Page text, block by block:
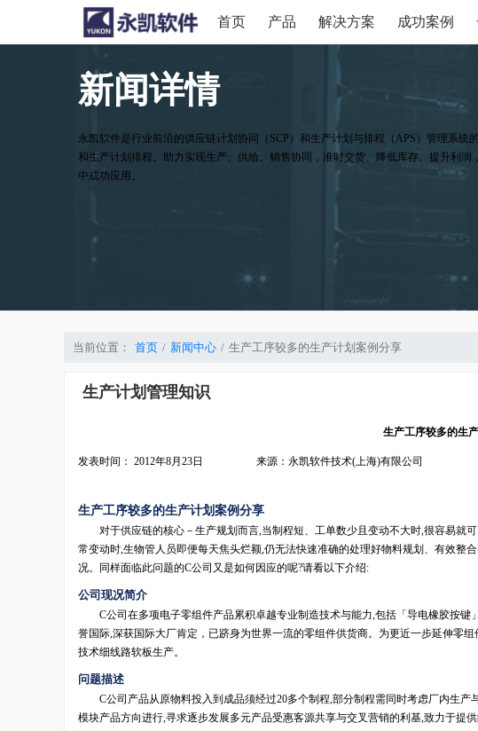
首页 产品 解决方案 成功案例
新闻详情
永凯软件是行业前沿的供应链计划协同（SCP）和生产计划与排程（APS）管理系统
和生产计划排程。助力实现生产、供给、销售协同，准时交货、降低库存、提升利润
中成功应用。
当前位置： 首页 新闻中心 生产工序较多的生产计划案例分享
生产计划管理知识
生产工序较多的生
发表时间： 2012年8月23日 来源：永凯软件技术(上海)有限公司
生产工序较多的生产计划案例分享
对于供应链的核心－生产规划而言,当制程短、工单数少且变动不大时,很容易就可
常变动时,生物管人员即便每天焦头烂额,仍无法快速准确的处理好物料规划、有效整
况。同样面临此问题的C公司又是如何因应的呢?请看以下介绍:
公司现况简介
C公司在多项电子零组件产品累积卓越专业制造技术与能力,包括「导电橡胶按键
誉国际,深获国际大厂肯定，已跻身为世界一流的零组件供货商。为更近一步延伸零
技术细线路软板生产。
问题描述
C公司产品从原物料投入到成品须经过20多个制程,部分制程需同时考虑厂内生产
模块产品方向进行,寻求逐步发展多元产品受惠客源共享与交叉营销的利基,致力于提